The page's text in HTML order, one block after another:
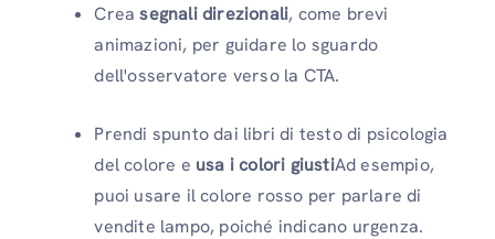
Creasegnali direzionali, come brevi
animazioni, per guidare lo sguardo
dell'osservatore verso la CTA.
Prendi spunto dai libri di testo di psicologia
del colore e usa i colori giustiAd esempio,
puoi usare il colore rosso per parlare di
vendite lampo, poiché indicano urgenza.